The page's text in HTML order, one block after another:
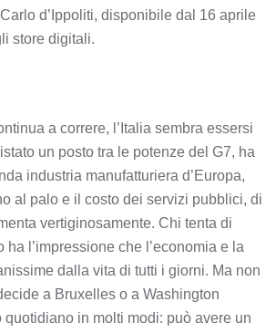
d’Ippoliti, disponibile dal 16 aprile
store digitali.
a correre, l’Italia sembra essersi
un posto tra le potenze del G7, ha
industria manufatturiera d’Europa,
al palo e il costo dei servizi pubblici, di
vertiginosamente. Chi tenta di
ha l’impressione che l’economia e la
dalla vita di tutti i giorni. Ma non
a Bruxelles o a Washington
quotidiano in molti modi: può avere un